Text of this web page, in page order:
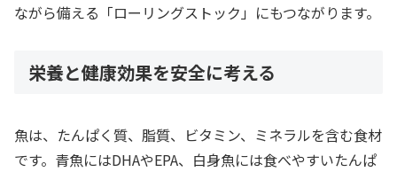
ながら備える「ローリングストック」にもつながります。
栄養と健康効果を安全に考える
魚は、たんぱく質、脂質、ビタミン、ミネラルを含む食材
です。青魚にはDHAやEPA、白身魚には食べやすいたんぱ